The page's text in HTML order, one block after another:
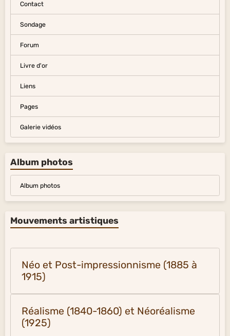
Contact
Sondage
Forum
Livre d'or
Liens
Pages
Galerie vidéos
Album photos
Album photos
Mouvements artistiques
Néo et Post-impressionnisme (1885 à
1915)
Réalisme (1840-1860) et Néoréalisme
(1925)